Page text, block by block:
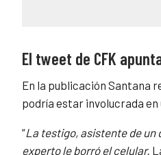
El tweet de CFK
En la publicación Santana
podría estar involucrada
“La testigo, asistente de un
experto le borró el celular.